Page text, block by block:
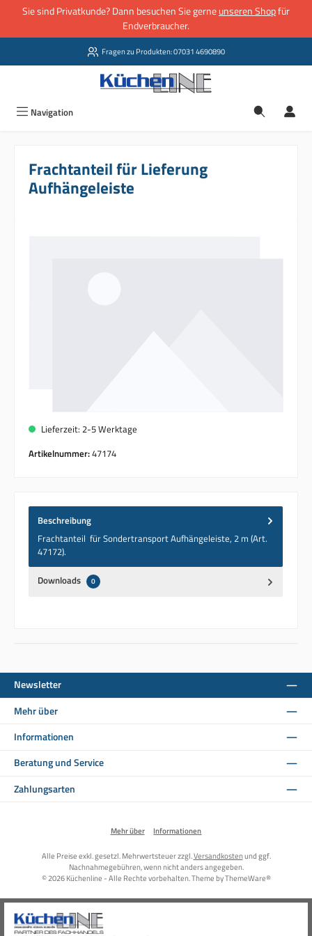
Zum Hauptinhalt springen
Sie sind Privatkunde? Dann besuchen Sie gerneunseren Shopfür
Endverbraucher.
Fragen zu Produkten: 07031 4690890
Navigation
Frachtanteil für Lieferung
Aufhängeleiste
Lieferzeit: 2-5 Werktage
Artikelnummer:47174
Beschreibung
Frachtanteil für Sondertransport Aufhängeleiste, 2 m (Art.
47172).
Downloads 0
Newsletter
Mehr über
Informationen
Beratung und Service
Zahlungsarten
Mehr über Informationen
Alle Preise exkl. gesetzl. Mehrwertsteuer zzgl.Versandkostenund ggf.
Nachnahmegebühren, wenn nicht anders angegeben.
© 2026 Küchenline - Alle Rechte vorbehalten. Theme byThemeWare®